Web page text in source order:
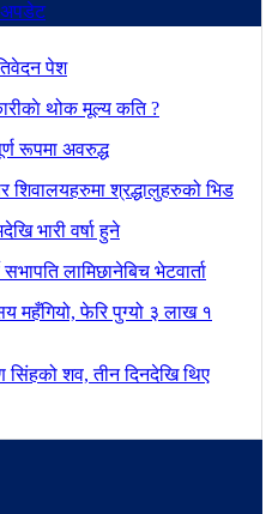
अपडेट
पेश
थोक मूल्य कति ?
रूपमा अवरुद्ध
शिवालयहरुमा श्रद्धालुहरुको भिड
भारी वर्षा हुने
सभापति लामिछानेबिच भेटवार्ता
महँगियो, फेरि पुग्यो ३ लाख १
सिंहको शव, तीन दिनदेखि थिए